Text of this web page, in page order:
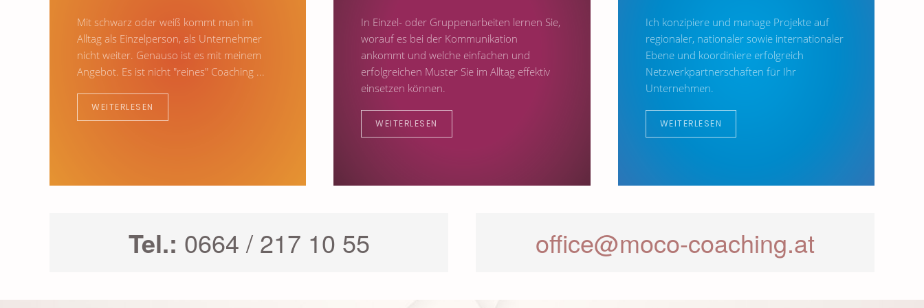
Mit schwarz oder weiß kommt man im
Alltag als Einzelperson, als Unternehmer
nicht weiter. Genauso ist es mit meinem
Angebot. Es ist nicht "reines" Coaching ...
WEITERLESEN
In Einzel- oder Gruppenarbeiten lernen Sie,
worauf es bei der Kommunikation
ankommt und welche einfachen und
erfolgreichen Muster Sie im Alltag effektiv
einsetzen können.
WEITERLESEN
Ich konzipiere und manage Projekte auf
regionaler, nationaler sowie internationaler
Ebene und koordiniere erfolgreich
Netzwerkpartnerschaften für Ihr
Unternehmen.
WEITERLESEN
Tel.: 0664 / 217 10 55 office@moco-coaching.at